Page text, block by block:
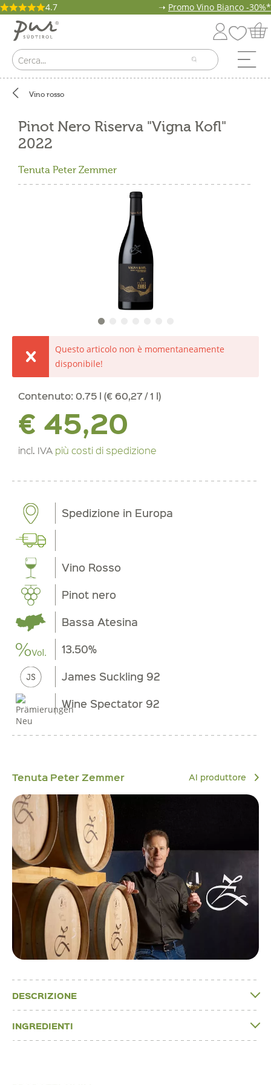
4.7 ➝ Promo Vino Bianco -30%*
Vino rosso
Pinot Nero Riserva "Vigna Kofl"
2022
Tenuta Peter Zemmer
Questo articolo non è momentaneamente
disponibile!
Contenuto: 0.75 l (€ 60,27 / 1 l)
€ 45,20
incl. IVA più costi di spedizione
Spedizione in Europa
Vino Rosso
Pinot nero
Bassa Atesina
13.50%
James Suckling 92
Wine Spectator 92
Tenuta Peter Zemmer Al produttore
DESCRIZIONE
INGREDIENTI